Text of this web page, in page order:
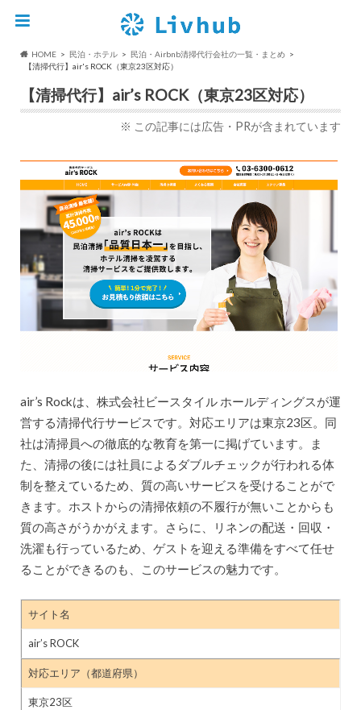
HOME 民泊・ホテル
民泊・Airbnb清掃代行会社の一覧・まとめ
【清掃代行】air's ROCK（東京23区対応）
【清掃代行】air’s ROCK（東京23区対応）
※ この記事には広告・PRが含まれています
air’s Rockは、株式会社ビースタイル ホールディングスが運
営する清掃代行サービスです。対応エリアは東京23区。同
社は清掃員への徹底的な教育を第一に掲げています。ま
た、清掃の後には社員によるダブルチェックが行われる体
制を整えているため、質の高いサービスを受けることがで
きます。ホストからの清掃依頼の不履行が無いことからも
質の高さがうかがえます。さらに、リネンの配送・回収・
洗濯も行っているため、ゲストを迎える準備をすべて任せ
ることができるのも、このサービスの魅力です。
サイト名
air’s ROCK
対応エリア（都道府県）
東京23区